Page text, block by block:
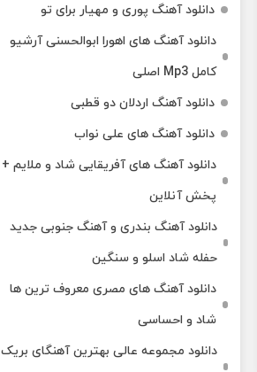
دانلود آهنگ پوری و مهیار برای تو
دانلود آهنگ های اهورا ابوالحسنی آرشیو
کامل Mp3 اصلی
دانلود آهنگ اردلان دو قطبی
دانلود آهنگ های علی نواب
دانلود آهنگ های آفریقایی شاد و ملایم +
پخش آنلاین
دانلود آهنگ بندری و آهنگ جنوبی جدید
حفله شاد اسلو و سنگین
دانلود آهنگ های مصری معروف ترین ها
شاد و احساسی
دانلود مجموعه عالی بهترین آهنگای بریک